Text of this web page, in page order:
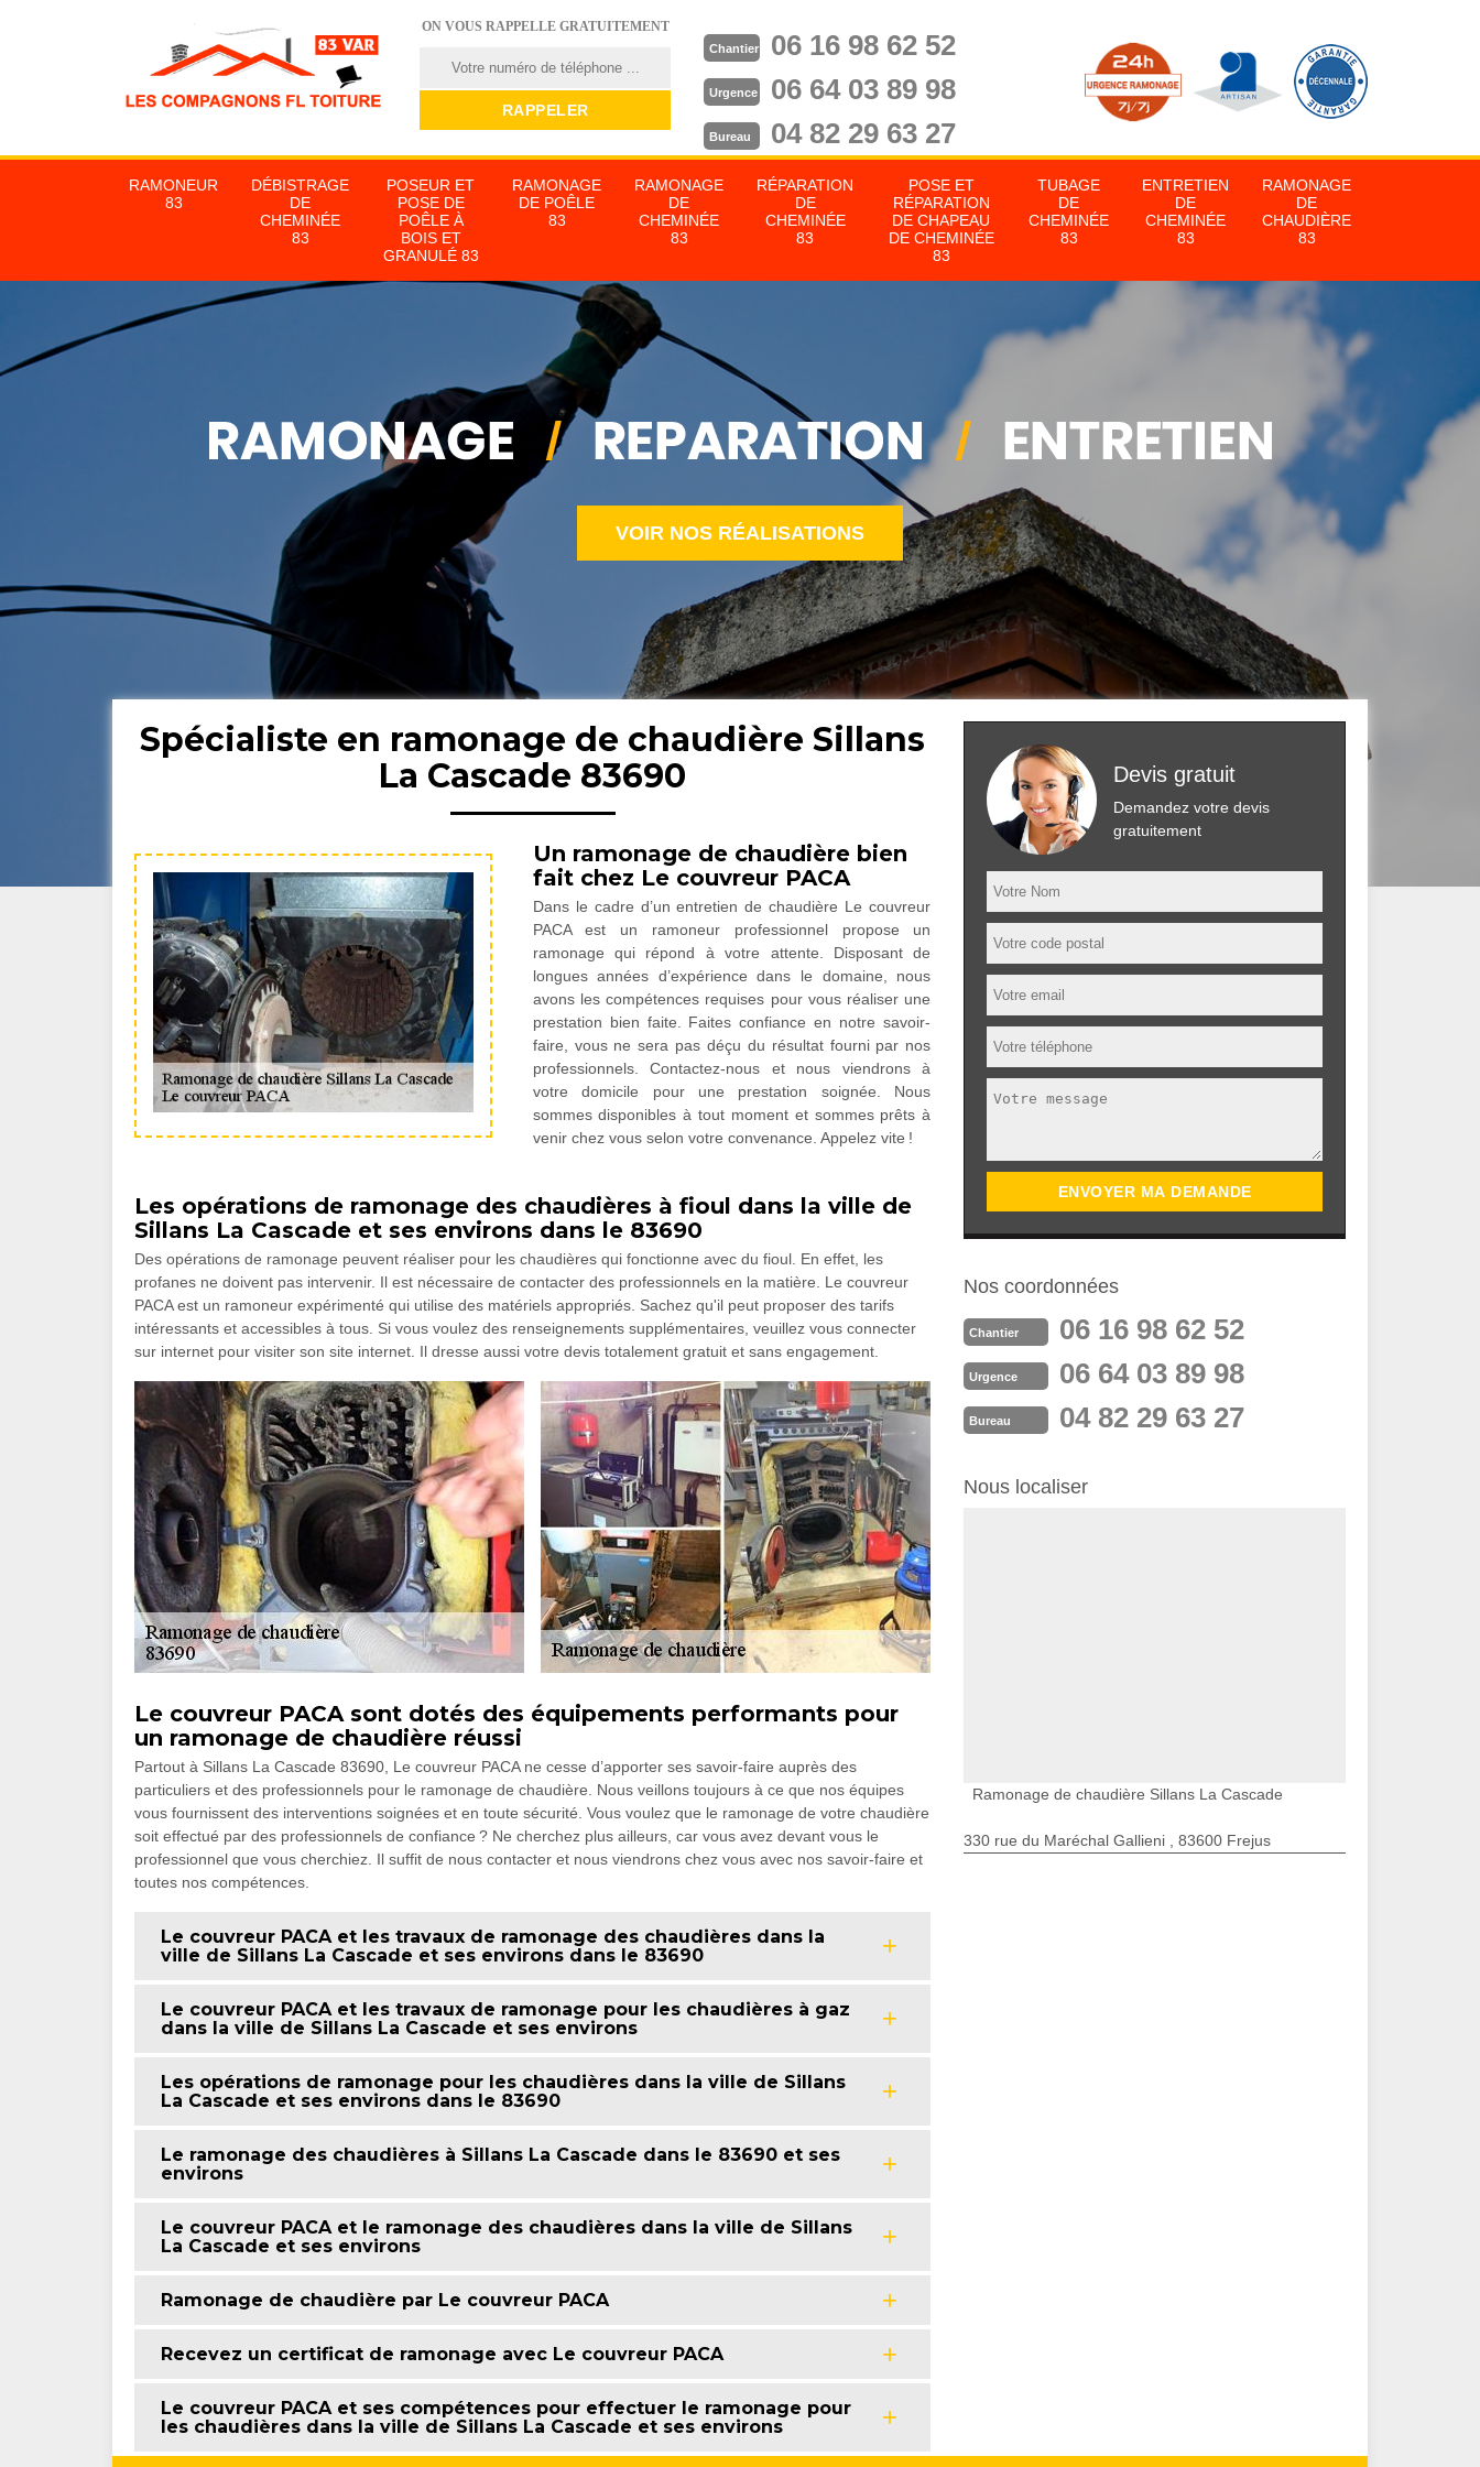
ON VOUS RAPPELLE GRATUITEMENT
Chantier 06 16 98 62 52
Urgence 06 64 03 89 98
Bureau 04 82 29 63 27
RAMONEUR
83
DÉBISTRAGE
DE
CHEMINÉE
83
POSEUR ET
POSE DE
POÊLE À
BOIS ET
GRANULÉ 83
RAMONAGE
DE POÊLE
83
RAMONAGE
DE
CHEMINÉE
83
RÉPARATION
DE
CHEMINÉE
83
POSE ET
RÉPARATION
DE CHAPEAU
DE CHEMINÉE
83
TUBAGE
DE
CHEMINÉE
83
ENTRETIEN
DE
CHEMINÉE
83
RAMONAGE
DE
CHAUDIÈRE
83
VOIR NOS RÉALISATIONS
Spécialiste en ramonage de chaudière Sillans
La Cascade 83690
Un ramonage de chaudière bien
fait chez Le couvreur PACA
Dans le cadre d’un entretien de chaudière Le couvreur
PACA est un ramoneur professionnel propose un
ramonage qui répond à votre attente. Disposant de
longues années d’expérience dans le domaine, nous
avons les compétences requises pour vous réaliser une
prestation bien faite. Faites confiance en notre savoir-
faire, vous ne sera pas déçu du résultat fourni par nos
professionnels. Contactez-nous et nous viendrons à
votre domicile pour une prestation soignée. Nous
sommes disponibles à tout moment et sommes prêts à
venir chez vous selon votre convenance. Appelez vite !
Les opérations de ramonage des chaudières à fioul dans la ville de
Sillans La Cascade et ses environs dans le 83690
Des opérations de ramonage peuvent réaliser pour les chaudières qui fonctionne avec du fioul. En effet, les
profanes ne doivent pas intervenir. Il est nécessaire de contacter des professionnels en la matière. Le couvreur
PACA est un ramoneur expérimenté qui utilise des matériels appropriés. Sachez qu'il peut proposer des tarifs
intéressants et accessibles à tous. Si vous voulez des renseignements supplémentaires, veuillez vous connecter
sur internet pour visiter son site internet. Il dresse aussi votre devis totalement gratuit et sans engagement.
Le couvreur PACA sont dotés des équipements performants pour
un ramonage de chaudière réussi
Partout à Sillans La Cascade 83690, Le couvreur PACA ne cesse d’apporter ses savoir-faire auprès des
particuliers et des professionnels pour le ramonage de chaudière. Nous veillons toujours à ce que nos équipes
vous fournissent des interventions soignées et en toute sécurité. Vous voulez que le ramonage de votre chaudière
soit effectué par des professionnels de confiance ? Ne cherchez plus ailleurs, car vous avez devant vous le
professionnel que vous cherchiez. Il suffit de nous contacter et nous viendrons chez vous avec nos savoir-faire et
toutes nos compétences.
Le couvreur PACA et les travaux de ramonage des chaudières dans la
ville de Sillans La Cascade et ses environs dans le 83690
Le couvreur PACA et les travaux de ramonage pour les chaudières à gaz
dans la ville de Sillans La Cascade et ses environs
Les opérations de ramonage pour les chaudières dans la ville de Sillans
La Cascade et ses environs dans le 83690
Le ramonage des chaudières à Sillans La Cascade dans le 83690 et ses
environs
Le couvreur PACA et le ramonage des chaudières dans la ville de Sillans
La Cascade et ses environs
Ramonage de chaudière par Le couvreur PACA
Recevez un certificat de ramonage avec Le couvreur PACA
Le couvreur PACA et ses compétences pour effectuer le ramonage pour
les chaudières dans la ville de Sillans La Cascade et ses environs
Devis gratuit
Demandez votre devis
gratuitement
Nos coordonnées
Chantier 06 16 98 62 52
Urgence 06 64 03 89 98
Bureau 04 82 29 63 27
Nous localiser
Ramonage de chaudière Sillans La Cascade
330 rue du Maréchal Gallieni , 83600 Frejus